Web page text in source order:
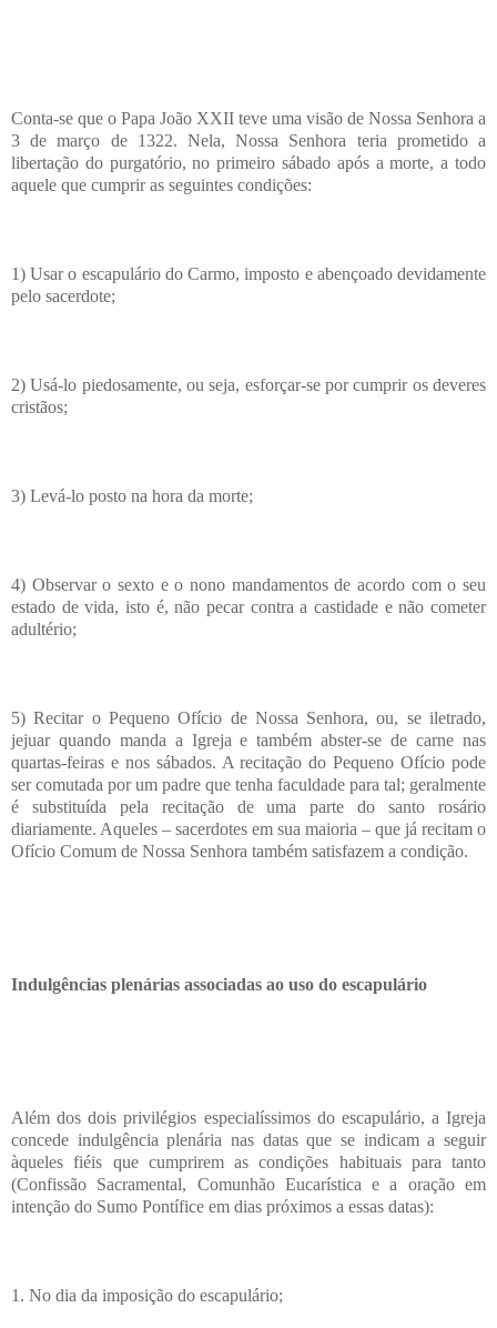
Conta-se que o Papa João XXII teve uma visão de Nossa Senhora a
3 de março de 1322. Nela, Nossa Senhora teria prometido a
libertação do purgatório, no primeiro sábado após a morte, a todo
aquele que cumprir as seguintes condições:
1) Usar o escapulário do Carmo, imposto e abençoado devidamente
pelo sacerdote;
2) Usá-lo piedosamente, ou seja, esforçar-se por cumprir os deveres
cristãos;
3) Levá-lo posto na hora da morte;
4) Observar o sexto e o nono mandamentos de acordo com o seu
estado de vida, isto é, não pecar contra a castidade e não cometer
adultério;
5) Recitar o Pequeno Ofício de Nossa Senhora, ou, se iletrado,
jejuar quando manda a Igreja e também abster-se de carne nas
quartas-feiras e nos sábados. A recitação do Pequeno Ofício pode
ser comutada por um padre que tenha faculdade para tal; geralmente
é substituída pela recitação de uma parte do santo rosário
diariamente. Aqueles – sacerdotes em sua maioria – que já recitam o
Ofício Comum de Nossa Senhora também satisfazem a condição.
Indulgências plenárias associadas ao uso do escapulário
Além dos dois privilégios especialíssimos do escapulário, a Igreja
concede indulgência plenária nas datas que se indicam a seguir
àqueles fiéis que cumprirem as condições habituais para tanto
(Confissão Sacramental, Comunhão Eucarística e a oração em
intenção do Sumo Pontífice em dias próximos a essas datas):
1. No dia da imposição do escapulário;